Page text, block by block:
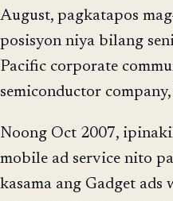
August, pagkatapos
posisyon niya bilang
Pacific corporate
semiconductor
Noong Oct 2007,
mobile ad service nito
kasama ang Gadget